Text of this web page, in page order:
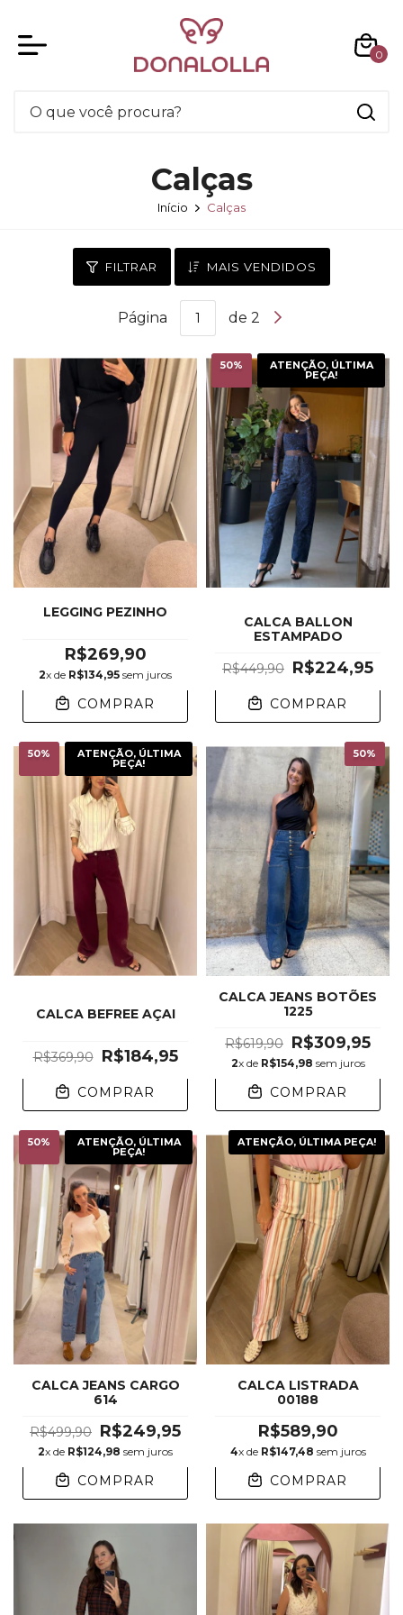
0
Calças
Início Calças
FILTRAR MAIS VENDIDOS
Página de 2
LEGGING PEZINHO
R$269,90
2x de R$134,95 sem juros
COMPRAR
50% ATENÇÃO, ÚLTIMA
PEÇA!
CALCA BALLON
ESTAMPADO
R$449,90 R$224,95
COMPRAR
50% ATENÇÃO, ÚLTIMA
PEÇA!
CALCA BEFREE AÇAI
R$369,90 R$184,95
COMPRAR
50%
CALCA JEANS BOTÕES
1225
R$619,90 R$309,95
2x de R$154,98 sem juros
COMPRAR
50% ATENÇÃO, ÚLTIMA
PEÇA!
CALCA JEANS CARGO
614
R$499,90 R$249,95
2x de R$124,98 sem juros
COMPRAR
ATENÇÃO, ÚLTIMA PEÇA!
CALCA LISTRADA
00188
R$589,90
4x de R$147,48 sem juros
COMPRAR